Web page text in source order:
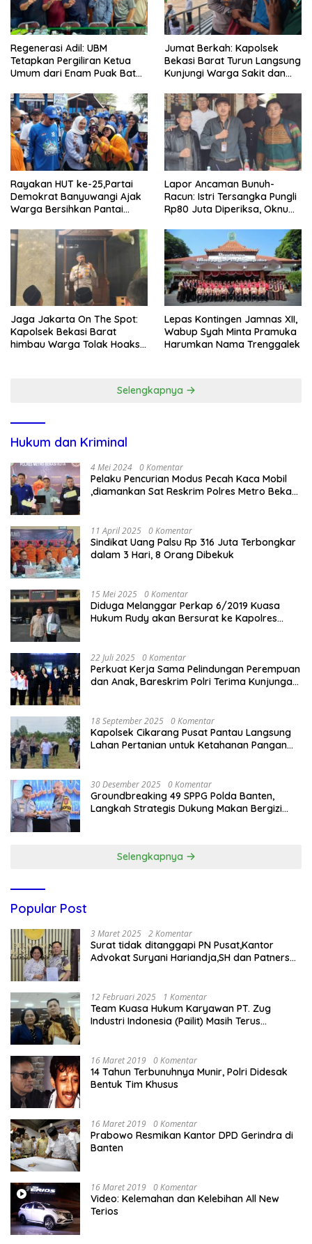
Regenerasi Adil: UBM
Tetapkan Pergiliran Ketua
Umum dari Enam Puak Batak
Jumat Berkah: Kapolsek
Bekasi Barat Turun Langsung
Kunjungi Warga Sakit dan
Rayakan HUT ke-25,Partai
Demokrat Banyuwangi Ajak
Warga Bersihkan Pantai
Lapor Ancaman Bunuh-
Racun: Istri Tersangka Pungli
Rp80 Juta Diperiksa, Oknum
Disdagperin
Jaga Jakarta On The Spot:
Kapolsek Bekasi Barat
himbau Warga Tolak Hoaks
Lepas Kontingen Jamnas XII,
Wabup Syah Minta Pramuka
Harumkan Nama Trenggalek
Selengkapnya
Hukum dan Kriminal
4 Mei 2024 0 Komentar
Pelaku Pencurian Modus Pecah Kaca Mobil
,diamankan Sat Reskrim Polres Metro Bekasi
11 April 2025 0 Komentar
Sindikat Uang Palsu Rp 316 Juta Terbongkar
dalam 3 Hari, 8 Orang Dibekuk
15 Mei 2025 0 Komentar
Diduga Melanggar Perkap 6/2019 Kuasa
Hukum Rudy akan Bersurat ke Kapolres
22 Juli 2025 0 Komentar
Perkuat Kerja Sama Pelindungan Perempuan
dan Anak, Bareskrim Polri Terima Kunjungan
18 September 2025 0 Komentar
Kapolsek Cikarang Pusat Pantau Langsung
Lahan Pertanian untuk Ketahanan Pangan
30 Desember 2025 0 Komentar
Groundbreaking 49 SPPG Polda Banten,
Langkah Strategis Dukung Makan Bergizi
Selengkapnya
Popular Post
3 Maret 2025 2 Komentar
Surat tidak ditanggapi PN Pusat,Kantor
Advokat Suryani Hariandja,SH dan Patners
12 Februari 2025 1 Komentar
Team Kuasa Hukum Karyawan PT. Zug
Industri Indonesia (Pailit) Masih Terus
16 Maret 2019 0 Komentar
14 Tahun Terbunuhnya Munir, Polri Didesak
Bentuk Tim Khusus
16 Maret 2019 0 Komentar
Prabowo Resmikan Kantor DPD Gerindra di
Banten
16 Maret 2019 0 Komentar
Video: Kelemahan dan Kelebihan All New
Terios